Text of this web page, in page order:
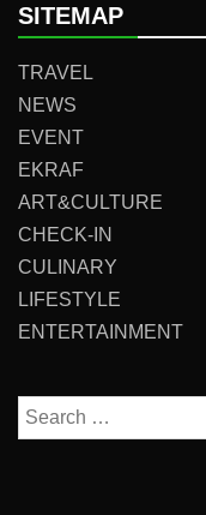
SITEMAP
TRAVEL
NEWS
EVENT
EKRAF
ART&CULTURE
CHECK-IN
CULINARY
LIFESTYLE
ENTERTAINMENT
Search
for: